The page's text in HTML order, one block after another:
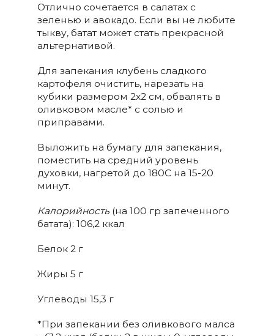
Отлично сочетается в салатах с
зеленью и авокадо. Если вы не любите
тыкву, батат может стать прекрасной
альтернативой.
Для запекания клубень сладкого
картофеля очистить, нарезать на
кубики размером 2х2 см, обвалять в
оливковом масле* с солью и
приправами.
Выложить на бумагу для запекания,
поместить на средний уровень
духовки, нагретой до 180С на 15-20
минут.
Калорийность(на 100 гр запеченного
батата): 106,2 ккал
Белок 2 г
Жиры 5 г
Углеводы 15,3 г
*При запекании без оливкового малса